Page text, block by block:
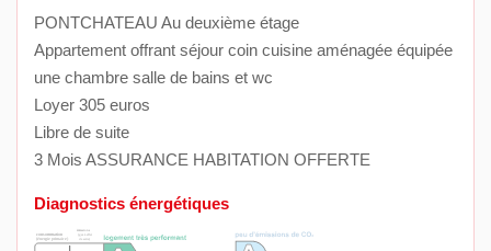
PONTCHATEAU Au deuxième étage
Appartement offrant séjour coin cuisine aménagée équipée
une chambre salle de bains et wc
Loyer 305 euros
Libre de suite
3 Mois ASSURANCE HABITATION OFFERTE
Diagnostics énergétiques